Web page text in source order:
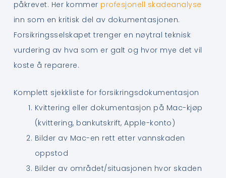
påkrevet. Her kommer profesjonell skadeanalyse
inn som en kritisk del av dokumentasjonen.
Forsikringsselskapet trenger en nøytral teknisk
vurdering av hva som er galt og hvor mye det vil
koste å reparere.
Komplett sjekkliste for forsikringsdokumentasjon
Kvittering eller dokumentasjon på Mac-kjøp
(kvittering, bankutskrift, Apple-konto)
Bilder av Mac-en rett etter vannskaden
oppstod
Bilder av området/situasjonen hvor skaden